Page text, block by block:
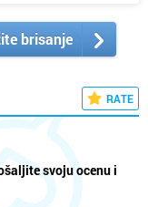
brisanje
RATE
svoju ocenu i